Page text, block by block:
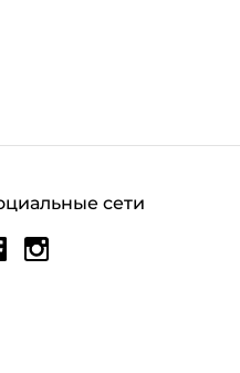
сети